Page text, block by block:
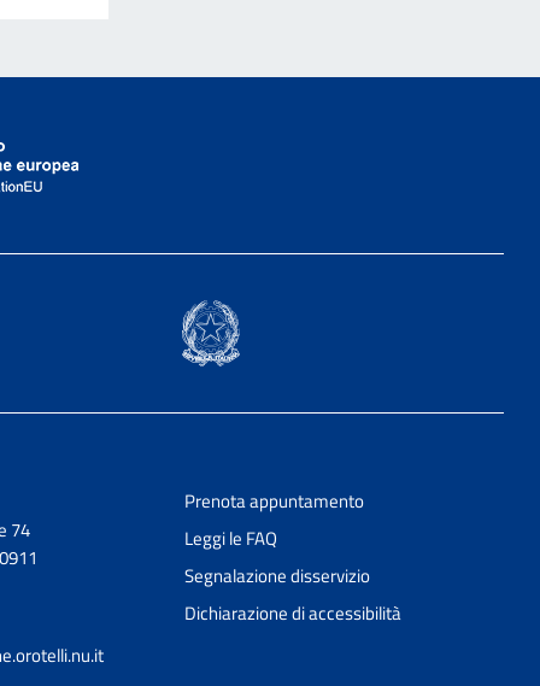
74
Prenota appuntamento
Leggi le FAQ
Segnalazione disservizio
Dichiarazione di accessibilità